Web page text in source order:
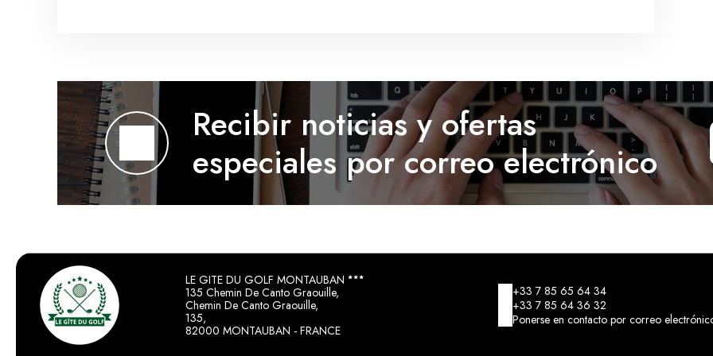
Recibir noticias y ofertas
especiales por correo electrónico
LE GITE DU GOLF MONTAUBAN
135 Chemin De Canto Graouille,
Chemin De Canto Graouille,
135,
82000 MONTAUBAN - FRANCE
+33 7 85 65 64 34
+33 7 85 64 36 32
Ponerse en contacto por correo